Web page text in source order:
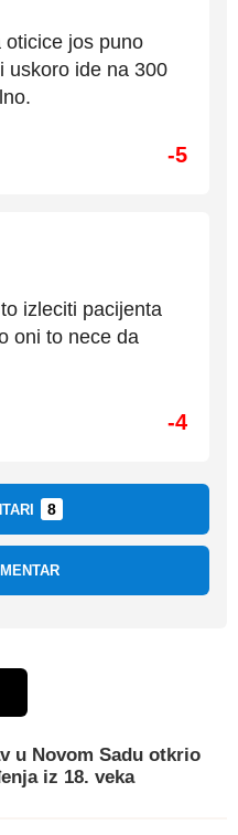
oticice jos puno
uskoro ide na 300
-5
izleciti pacijenta
oni to nece da
-4
8
u Novom Sadu otkrio
iz 18. veka